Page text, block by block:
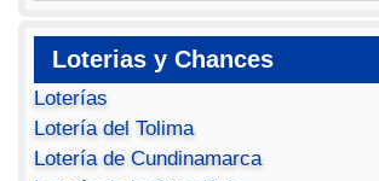
Loterias y Chances
Loterías
Lotería del Tolima
Lotería de Cundinamarca